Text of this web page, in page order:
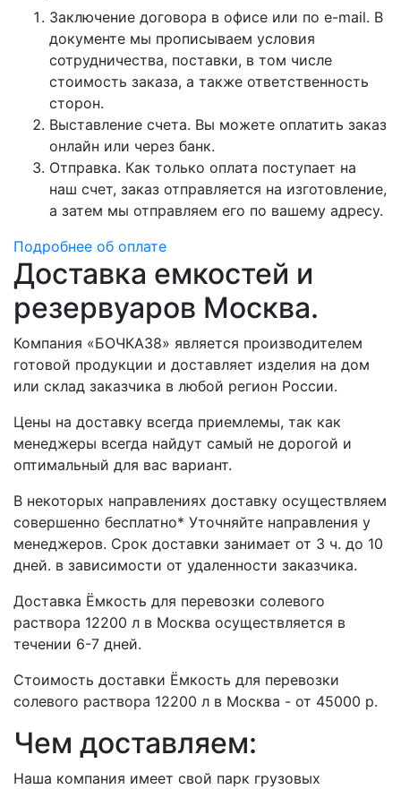
Заключение договора в офисе или по e-mail. В
документе мы прописываем условия
сотрудничества, поставки, в том числе
стоимость заказа, а также ответственность
сторон.
Выставление счета. Вы можете оплатить заказ
онлайн или через банк.
Отправка. Как только оплата поступает на
наш счет, заказ отправляется на изготовление,
а затем мы отправляем его по вашему адресу.
Подробнее об оплате
Доставка емкостей и
резервуаров Москва.
Компания «БОЧКА38» является производителем
готовой продукции и доставляет изделия на дом
или склад заказчика в любой регион России.
Цены на доставку всегда приемлемы, так как
менеджеры всегда найдут самый не дорогой и
оптимальный для вас вариант.
В некоторых направлениях доставку осуществляем
совершенно бесплатно* Уточняйте направления у
менеджеров. Срок доставки занимает от 3 ч. до 10
дней. в зависимости от удаленности заказчика.
Доставка Ёмкость для перевозки солевого
раствора 12200 л в Москва осуществляется в
течении 6-7 дней.
Стоимость доставки Ёмкость для перевозки
солевого раствора 12200 л в Москва - от 45000 р.
Чем доставляем:
Наша компания имеет свой парк грузовых